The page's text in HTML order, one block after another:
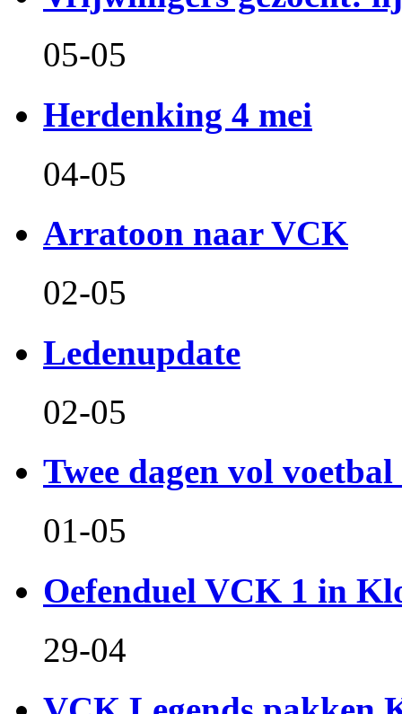
05-05
Herdenking 4 mei
04-05
Arratoon naar VCK
02-05
Ledenupdate
02-05
Twee dagen vol
01-05
Oefenduel VCK 1 in
29-04